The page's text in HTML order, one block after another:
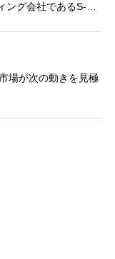
グ会社であるS-R
場が次の動きを見極